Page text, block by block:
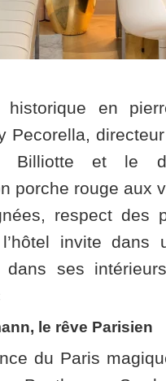
historique en
Pecorella,
Billiotte et le
porche rouge aux
respect des
invite dans
ses
le rêve Parisien
du Paris